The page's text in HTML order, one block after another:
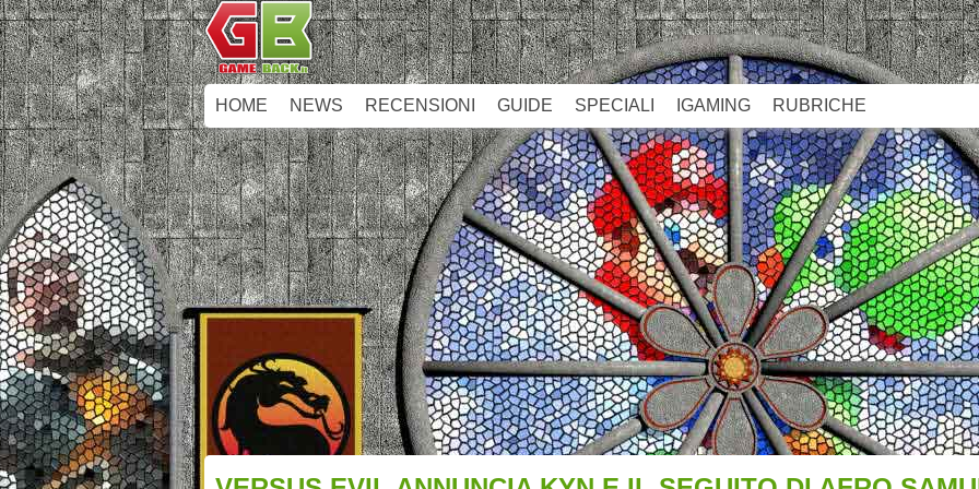
HOME NEWS RECENSIONI GUIDE SPECIALI IGAMING RUBRICHE